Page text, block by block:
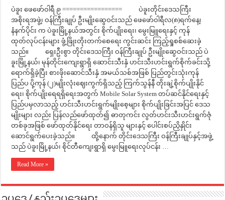
ပဲခူး ဖေဖော်ဝါရီ ၉ ================= ပဲခူးတိုင်းဒေသကြီး
အစိုးရအဖွဲ့၊ ဝန်ကြီးချုပ် ဦးမျိုးဆွေဝင်းသည် ဖေဖော်ဝါရီလ(၈)ရက်နေ့၊
နံနက်ပိုင်း က ပဲခူးမြို့နယ်အတွင်း စိုက်ပျိုးရေး၊ မွေးမြူရေးနှင့် ကုန်
ထုတ်လုပ်ငန်းများ ဖွံ့ဖြိုးတိုးတက်စေရေး ကွင်းဆင်း ကြည့်ရှုစစ်ဆေးခဲ့
သည်။ ရှေးဦးစွာ တိုင်းဒေသကြီး ဝန်ကြီးချုပ် ဦးမျိုးဆွေဝင်းသည် ပဲ
ခူးမြို့နယ်၊ မုန်တိုင်းကျေးရွာရှိ ဆောင်းသီးနှံ ဟင်းသီးဟင်းရွက်စိုက်ခင်းသို့
ရောက်ရှိခဲ့ပြီး စားဖိုးဆောင်သီးနှံ အမယ်သစ်အဖြစ် ပြည်တွင်းသုံးကုန်
ပြည်ပ ပို့ကုန် (၂)မျိုးလုံးဈေးကွက်ရှိသည့် ကြက်သွန်နီ တိုးချဲ့စိုက်ပျိုးနိုင်
ရေး၊ စိုက်ပျိုးရေရရှိရေးအတွက် Mobile Solar System တပ်ဆင်နိုင်ရေးနှင့်
ပြည်ပမှလာသည့် ဟင်းသီးဟင်းရွက်မျိုးစေ့များ စိုက်ပျိုးခြင်းအပြင် ဒေသ
မျိုးများ လည်း ပြန်လည်ဖော်ထုတ်၍ ဓာတုကင်း လွတ်ဟင်းသီးဟင်းရွက်ဇုံ
တစ်ခုအဖြစ် ဖော်ထုတ်နိုင်ရေး တာဝန်ရှိသူ များနှင့် ပေါင်းစပ်ညှိနှိုင်း
ဆောင်ရွက်ပေးခဲ့သည်။ ထို့နောက် တိုင်းဒေသကြီး ဝန်ကြီးချုပ်နှင့်အဖွဲ့
သည် ပဲခူးမြို့နယ်၊ စိုင်တီကျေးရွာရှိ မွေးမြူရေးလုပ်ငန်း …
Read More »